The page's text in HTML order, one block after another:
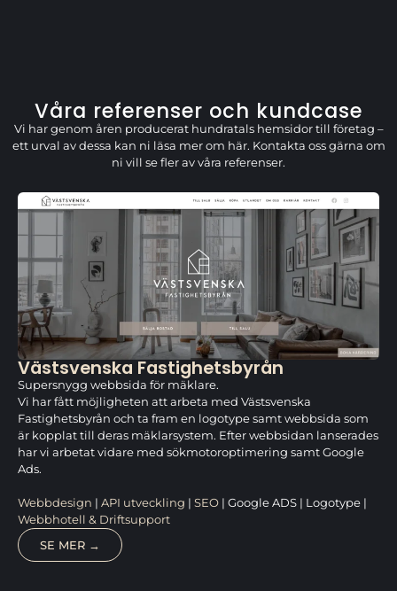
Våra referenser och kundcase
Vi har genom åren producerat hundratals hemsidor till företag –
ett urval av dessa kan ni läsa mer om här. Kontakta oss gärna om
ni vill se fler av våra referenser.
Västsvenska Fastighetsbyrån
Supersnygg webbsida för mäklare.
Vi har fått möjligheten att arbeta med Västsvenska
Fastighetsbyrån och ta fram en logotype samt webbsida som
är kopplat till deras mäklarsystem. Efter webbsidan lanserades
har vi arbetat vidare med sökmotoroptimering samt Google
Ads.
Webbdesign | API utveckling | SEO | Google ADS | Logotype |
Webbhotell & Driftsupport
SE MER →